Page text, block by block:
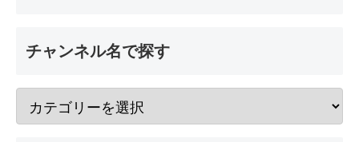
チャンネル名で探す